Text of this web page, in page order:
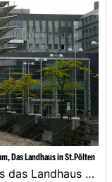
Das Landhaus in St.Pölten
das Landhaus in